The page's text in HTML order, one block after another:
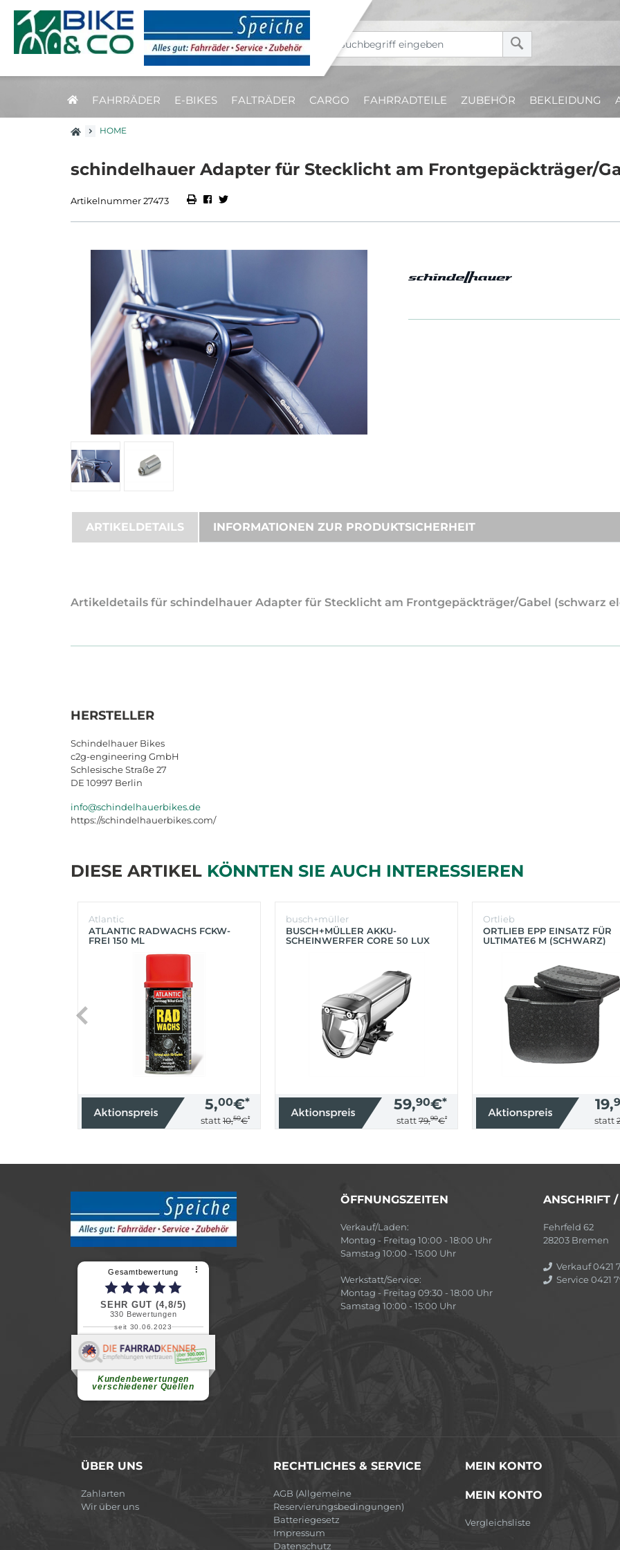
FAHRRÄDER E-BIKES FALTRÄDER CARGO FAHRRADTEILE ZUBEHÖR BEKLEIDUNG
HOME
schindelhauer Adapter für Stecklicht am Frontgepäckträger/
Artikelnummer 27473
ARTIKELDETAILS INFORMATIONEN ZUR PRODUKTSICHERHEIT
Artikeldetails für schindelhauer Adapter für Stecklicht am Frontgepäckträger/Gabel (schwarz
HERSTELLER
Schindelhauer Bikes
c2g-engineering GmbH
Schlesische Straße 27
DE 10997 Berlin
info@schindelhauerbikes.de
https://schindelhauerbikes.com/
DIESE ARTIKEL KÖNNTEN SIE AUCH INTERESSIEREN
Atlantic
ATLANTIC RADWACHS FCKW-
FREI 150 ML
5,00€*
statt 10,50€*
busch+müller
BUSCH+MÜLLER AKKU-
SCHEINWERFER CORE 50 LUX
59,90€*
statt 79,90€*
Ortlieb
ORTLIEB EPP EINSATZ FÜR
ULTIMATE6 M (SCHWARZ)
19,
statt
Gesamtbewertung ⠇
SEHR GUT (4,8/5)
330 Bewertungen
seit 30.06.2023
Kundenbewertungen
verschiedener Quellen
Renate H.
Vielen Dank für ein herzliches
ÖFFNUNGSZEITEN
Verkauf/Laden:
Montag - Freitag 10:00 - 18:00 Uhr
Samstag 10:00 - 15:00 Uhr
Werkstatt/Service:
Montag - Freitag 09:30 - 18:00 Uhr
Samstag 10:00 - 15:00 Uhr
ANSCHRIFT
Fehrfeld 62
28203 Bremen
Verkauf 0421
Service 0421
ÜBER UNS
Zahlarten
Wir über uns
RECHTLICHES & SERVICE
AGB (Allgemeine
Reservierungsbedingungen)
Batteriegesetz
Impressum
Datenschutz
MEIN KONTO
MEIN KONTO
Vergleichsliste